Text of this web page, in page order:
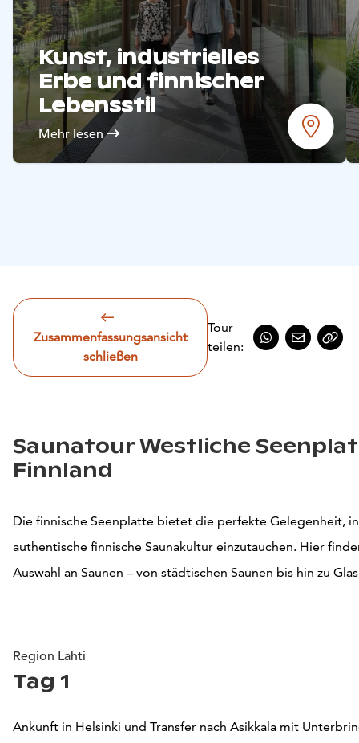
Mehr lesen
Kunst, industrielles
Erbe und finnischer
Lebensstil
Mehr lesen
Zusammenfassungsansicht
schließen
Tour
teilen:
Saunatour Westliche
Finnland
Die finnische Seenplatte bietet die perfekte Gelegenheit,
authentische finnische Saunakultur einzutauchen. Hier
Auswahl an Saunen – von städtischen Saunen bis hin zu
Region Lahti
Tag 1
Ankunft in Helsinki und Transfer nach Asikkala mit